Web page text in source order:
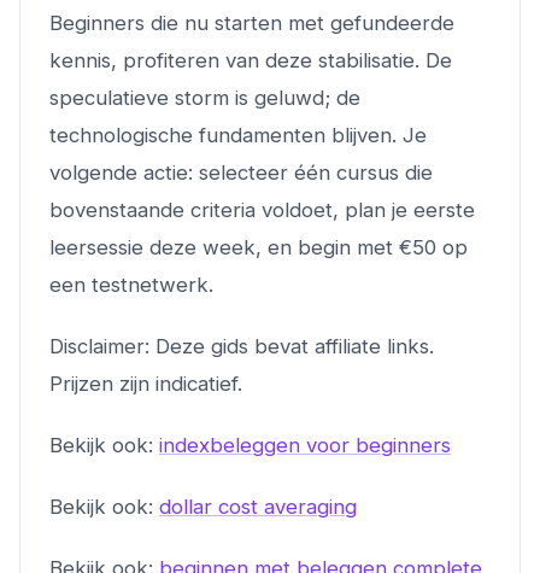
Beginners die nu starten met gefundeerde
kennis, profiteren van deze stabilisatie. De
speculatieve storm is geluwd; de
technologische fundamenten blijven. Je
volgende actie: selecteer één cursus die
bovenstaande criteria voldoet, plan je eerste
leersessie deze week, en begin met €50 op
een testnetwerk.
Disclaimer: Deze gids bevat affiliate links.
Prijzen zijn indicatief.
Bekijk ook: indexbeleggen voor beginners
Bekijk ook: dollar cost averaging
Bekijk ook: beginnen met beleggen complete